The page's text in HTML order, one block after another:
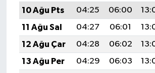
10 Ağu Pts
04:25 06:00
11 Ağu Sal
04:27 06:01
12 Ağu Çar
04:28 06:02
13 Ağu Per
04:29 06:03
SEÇİM 2015
ÇEVRE
BİLİM VE TEKNOLOJİ